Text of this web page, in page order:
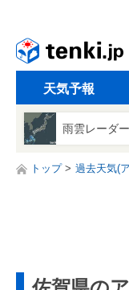
天気予報
雨雲レーダー
トップ 過去天気(